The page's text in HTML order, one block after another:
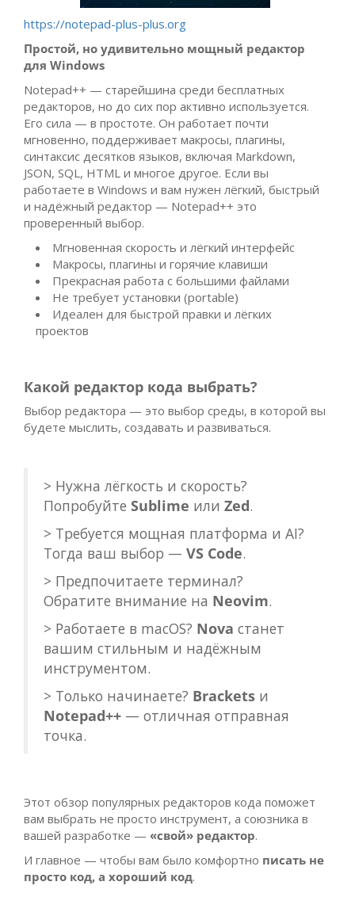
https://notepad-plus-plus.org
Простой, но удивительно мощный редактор
для Windows
Notepad++ — старейшина среди бесплатных
редакторов, но до сих пор активно используется.
Его сила — в простоте. Он работает почти
мгновенно, поддерживает макросы, плагины,
синтаксис десятков языков, включая Markdown,
JSON, SQL, HTML и многое другое. Если вы
работаете в Windows и вам нужен лёгкий, быстрый
и надёжный редактор — Notepad++ это
проверенный выбор.
Мгновенная скорость и лёгкий интерфейс
Макросы, плагины и горячие клавиши
Прекрасная работа с большими файлами
Не требует установки (portable)
Идеален для быстрой правки и лёгких
проектов
Какой редактор кода выбрать?
Выбор редактора — это выбор среды, в которой вы
будете мыслить, создавать и развиваться.
> Нужна лёгкость и скорость?
Попробуйте Sublime или Zed.
> Требуется мощная платформа и AI?
Тогда ваш выбор — VS Code.
> Предпочитаете терминал?
Обратите внимание на Neovim.
> Работаете в macOS? Nova станет
вашим стильным и надёжным
инструментом.
> Только начинаете? Brackets и
Notepad++ — отличная отправная
точка.
Этот обзор популярных редакторов кода поможет
вам выбрать не просто инструмент, а союзника в
вашей разработке — «свой» редактор.
И главное — чтобы вам было комфортно писать не
просто код, а хороший код.